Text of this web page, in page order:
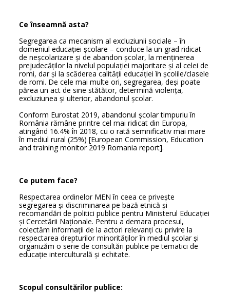
Ce înseamnă asta?
Segregarea ca mecanism al excluziunii sociale – în
domeniul educaţiei şcolare – conduce la un grad ridicat
de neşcolarizare şi de abandon şcolar, la menţinerea
prejudecăţilor la nivelul populaţiei majoritare şi al celei de
romi, dar şi la scăderea calităţii educaţiei în şcolile/clasele
de romi. De cele mai multe ori, segregarea, deși poate
părea un act de sine stătător, determină violența,
excluziunea și ulterior, abandonul școlar.
Conform Eurostat 2019, abandonul școlar timpuriu în
România rămâne printre cel mai ridicat din Europa,
atingând 16.4% în 2018, cu o rată semnificativ mai mare
în mediul rural (25%) [European Commission, Education
and training monitor 2019 Romania report].
Ce putem face?
Respectarea ordinelor MEN în ceea ce privește
segregarea și discriminarea pe bază etnică și
recomandări de politici publice pentru Ministerul Educației
și Cercetării Naționale. Pentru a demara procesul,
colectăm informații de la actori relevanți cu privire la
respectarea drepturilor minorităților în mediul școlar și
organizăm o serie de consultări publice pe tematici de
educație interculturală și echitate.
Scopul consultărilor publice: